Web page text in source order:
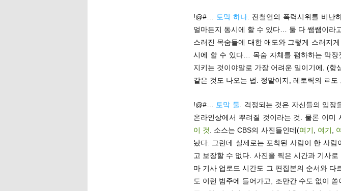
!@#… 토막 하나. 전철연의 폭력시위를 비난
얼마든지 동시에 할 수 있다… 둘 다 쌤쌤이라
스러진 목숨들에 대한 애도와 그렇게 스러지
시에 할 수 있다… 목숨 자체를 폄하하는 막
지키는 것이야말로 가장 어려운 일이기에, (항
같은 것도 나오는 법. 정말이지, 레토릭의 ㄹ
!@#… 토막 둘 . 걱정되는 것은 자신들의 입
온라인상에서 뿌려질 것이라는 것. 물론 이
이 것
. 소스는 CBS의 사진들인데(여기 여기
놨다. 그런데 실제로는 포착된 사람이 한 사
고 보장할 수 없다. 사진을 찍은 시간과 기사
마 기사 업로드 시간도 그 편집본의 순서와 다
도 이런 범주에 들어가고, 조만간 수도 없이